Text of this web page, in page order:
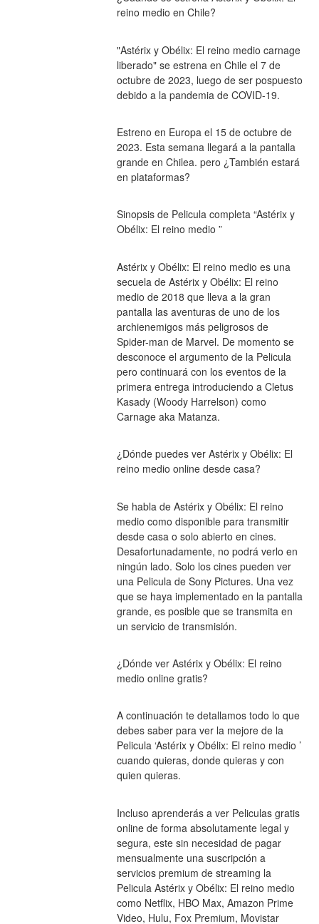
reino medio en Chile?
"Astérix y Obélix: El reino medio carnage
liberado" se estrena en Chile el 7 de
octubre de 2023, luego de ser pospuesto
debido a la pandemia de COVID-19.
Estreno en Europa el 15 de octubre de
2023. Esta semana llegará a la pantalla
grande en Chilea. pero ¿También estará
en plataformas?
Sinopsis de Pelicula completa “Astérix y
Obélix: El reino medio ”
Astérix y Obélix: El reino medio es una
secuela de Astérix y Obélix: El reino
medio de 2018 que lleva a la gran
pantalla las aventuras de uno de los
archienemigos más peligrosos de
Spider-man de Marvel. De momento se
desconoce el argumento de la Pelicula
pero continuará con los eventos de la
primera entrega introduciendo a Cletus
Kasady (Woody Harrelson) como
Carnage aka Matanza.
¿Dónde puedes ver Astérix y Obélix: El
reino medio online desde casa?
Se habla de Astérix y Obélix: El reino
medio como disponible para transmitir
desde casa o solo abierto en cines.
Desafortunadamente, no podrá verlo en
ningún lado. Solo los cines pueden ver
una Pelicula de Sony Pictures. Una vez
que se haya implementado en la pantalla
grande, es posible que se transmita en
un servicio de transmisión.
¿Dónde ver Astérix y Obélix: El reino
medio online gratis?
A continuación te detallamos todo lo que
debes saber para ver la mejore de la
Pelicula ‘Astérix y Obélix: El reino medio ’
cuando quieras, donde quieras y con
quien quieras.
Incluso aprenderás a ver Peliculas gratis
online de forma absolutamente legal y
segura, este sin necesidad de pagar
mensualmente una suscripción a
servicios premium de streaming la
Pelicula Astérix y Obélix: El reino medio
como Netflix, HBO Max, Amazon Prime
Video, Hulu, Fox Premium, Movistar